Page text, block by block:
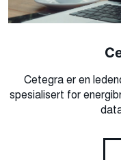
Cetegra er en
spesialisert for